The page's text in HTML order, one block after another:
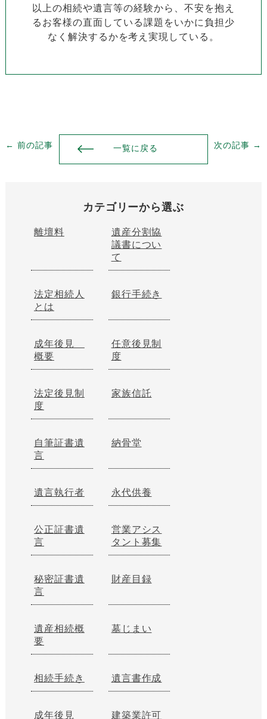
以上の相続や遺言等の経験から、不安を抱え
るお客様の直面している課題をいかに負担少
なく解決するかを考え実現している。
← 前の記事 一覧に戻る 次の記事 →
カテゴリーから選ぶ
離壇料
遺産分割協
議書につい
て
法定相続人
とは
銀行手続き
成年後見
概要
任意後見制
度
法定後見制
度
家族信託
自筆証書遺
言
納骨堂
遺言執行者 永代供養
公正証書遺
言
営業アシス
タント募集
秘密証書遺
言
財産目録
遺産相続概
要
墓じまい
相続手続き 遺言書作成
成年後見 建築業許可